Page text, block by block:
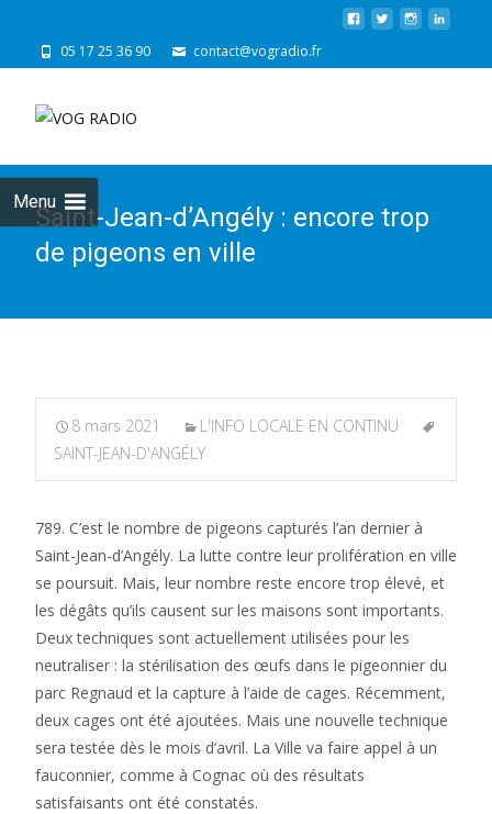
05 17 25 36 90 contact@vogradio.fr
Menu
Saint-Jean-d’Angély : encore trop
de pigeons en ville
8 mars 2021
L'INFO LOCALE EN CONTINU
SAINT-JEAN-D'ANGÉLY
789. C’est le nombre de pigeons capturés l’an dernier à
Saint-Jean-d’Angély. La lutte contre leur prolifération en ville
se poursuit. Mais, leur nombre reste encore trop élevé, et
les dégâts qu’ils causent sur les maisons sont importants.
Deux techniques sont actuellement utilisées pour les
neutraliser : la stérilisation des œufs dans le pigeonnier du
parc Regnaud et la capture à l’aide de cages. Récemment,
deux cages ont été ajoutées. Mais une nouvelle technique
sera testée dès le mois d’avril. La Ville va faire appel à un
fauconnier, comme à Cognac où des résultats
satisfaisants ont été constatés.